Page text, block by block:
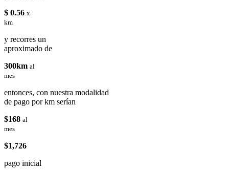
$ 0.56 x
km
y recorres un
aproximado de
300km al
mes
entonces, con nuestra modalidad
de pago por km serían
$168 al
mes
$1,726
pago inicial